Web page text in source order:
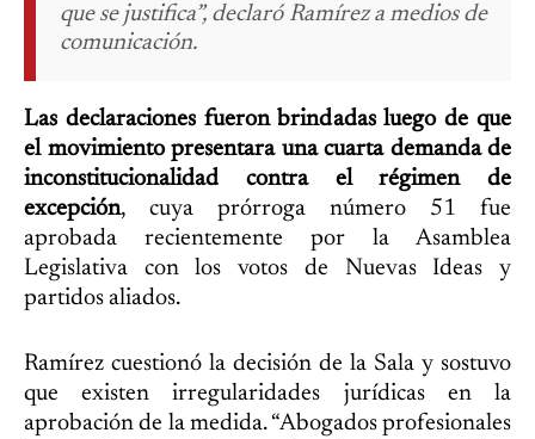
que se justifica”, declaró Ramírez a medios de
comunicación.
Las declaraciones fueron brindadas luego de que
el movimiento presentara una cuarta demanda de
inconstitucionalidad contra el régimen de
excepción, cuya prórroga número 51 fue
aprobada recientemente por la Asamblea
Legislativa con los votos de Nuevas Ideas y
partidos aliados.
Ramírez cuestionó la decisión de la Sala y sostuvo
que existen irregularidades jurídicas en la
aprobación de la medida. “Abogados profesionales